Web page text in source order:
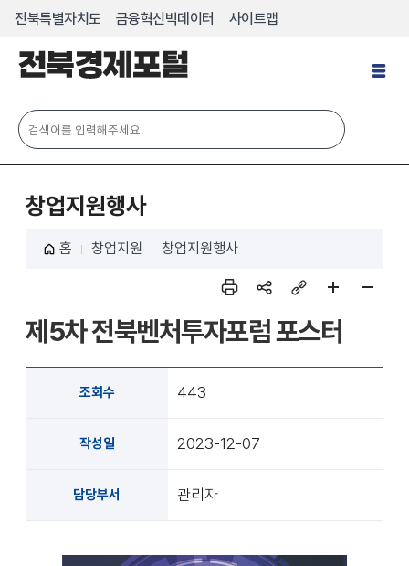
전북특별자치도 금융혁신빅데이터 사이트맵
창업지원행사
홈 창업지원 창업지원행사
공유
복사
지 확
대
제5차 전북벤처투자포럼 포스터
조회수 443
작성일 2023-12-07
담당부서 관리자